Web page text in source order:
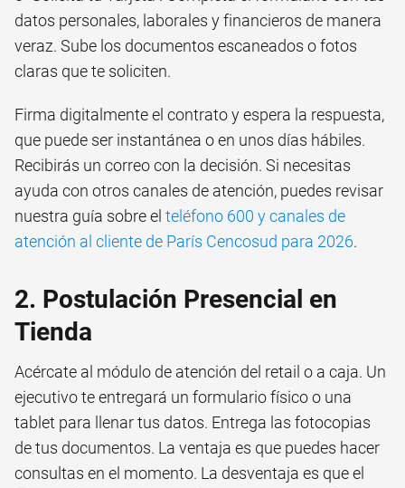
datos personales, laborales y financieros de manera
veraz. Sube los documentos escaneados o fotos
claras que te soliciten.
Firma digitalmente el contrato y espera la respuesta,
que puede ser instantánea o en unos días hábiles.
Recibirás un correo con la decisión. Si necesitas
ayuda con otros canales de atención, puedes revisar
nuestra guía sobre el teléfono 600 y canales de
atención al cliente de París Cencosud para 2026.
2. Postulación Presencial en
Tienda
Acércate al módulo de atención del retail o a caja. Un
ejecutivo te entregará un formulario físico o una
tablet para llenar tus datos. Entrega las fotocopias
de tus documentos. La ventaja es que puedes hacer
consultas en el momento. La desventaja es que el